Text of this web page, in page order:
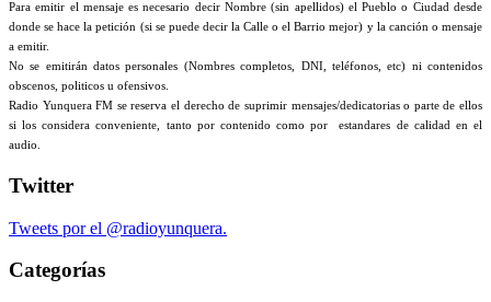
Para emitir el mensaje es necesario decir Nombre (sin apellidos) el Pueblo o Ciudad desde
donde se hace la petición (si se puede decir la Calle o el Barrio mejor) y la canción o mensaje
a emitir.
No se emitirán datos personales (Nombres completos, DNI, teléfonos, etc) ni contenidos
obscenos, politicos u ofensivos.
Radio Yunquera FM se reserva el derecho de suprimir mensajes/dedicatorias o parte de ellos
si los considera conveniente, tanto por contenido como por estandares de calidad en el
audio.
Twitter
Tweets por el @radioyunquera.
Categorías